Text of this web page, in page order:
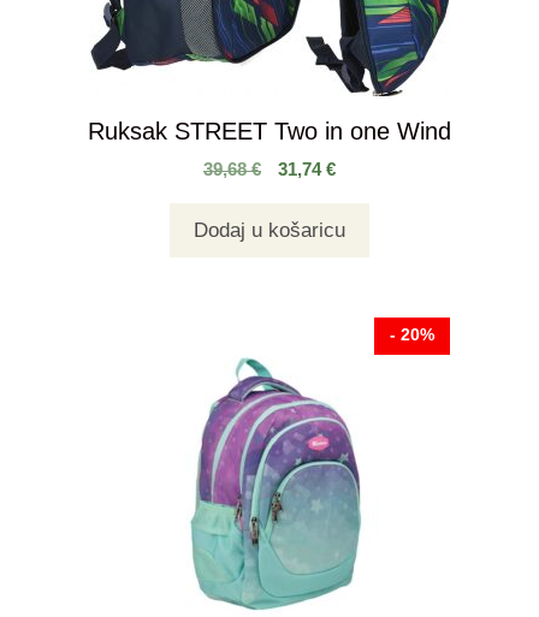
Ruksak STREET Two in one Wind
39,68€ 31,74€
Dodaj u košaricu
- 20%